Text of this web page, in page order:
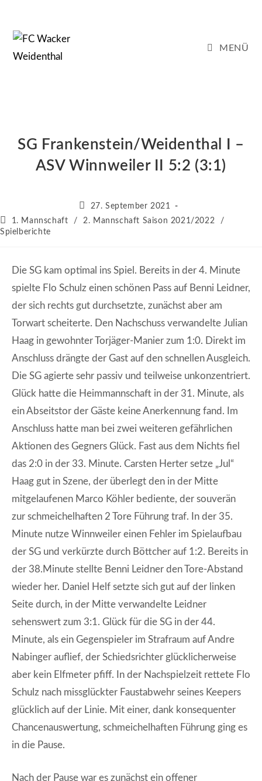
springen
MENÜ
SG Frankenstein/Weidenthal I –
ASV Winnweiler II 5:2 (3:1)
Beitrag
veröffentlicht:
27. September 2021
Beitrags-
Kategorie:
1. Mannschaft / 2. Mannschaft Saison 2021/2022
/
Spielberichte
Die SG kam optimal ins Spiel. Bereits in der 4. Minute
spielte Flo Schulz einen schönen Pass auf Benni Leidner,
der sich rechts gut durchsetzte, zunächst aber am
Torwart scheiterte. Den Nachschuss verwandelte Julian
Haag in gewohnter Torjäger-Manier zum 1:0. Direkt im
Anschluss drängte der Gast auf den schnellen Ausgleich.
Die SG agierte sehr passiv und teilweise unkonzentriert.
Glück hatte die Heimmannschaft in der 31. Minute, als
ein Abseitstor der Gäste keine Anerkennung fand. Im
Anschluss hatte man bei zwei weiteren gefährlichen
Aktionen des Gegners Glück. Fast aus dem Nichts fiel
das 2:0 in der 33. Minute. Carsten Herter setze „Jul“
Haag gut in Szene, der überlegt den in der Mitte
mitgelaufenen Marco Köhler bediente, der souverän
zur schmeichelhaften 2 Tore Führung traf. In der 35.
Minute nutze Winnweiler einen Fehler im Spielaufbau
der SG und verkürzte durch Böttcher auf 1:2. Bereits in
der 38.Minute stellte Benni Leidner den Tore-Abstand
wieder her. Daniel Helf setzte sich gut auf der linken
Seite durch, in der Mitte verwandelte Leidner
sehenswert zum 3:1. Glück für die SG in der 44.
Minute, als ein Gegenspieler im Strafraum auf Andre
Nabinger auflief, der Schiedsrichter glücklicherweise
aber kein Elfmeter pfiff. In der Nachspielzeit rettete Flo
Schulz nach missglückter Faustabwehr seines Keepers
glücklich auf der Linie. Mit einer, dank konsequenter
Chancenauswertung, schmeichelhaften Führung ging es
in die Pause.
Nach der Pause war es zunächst ein offener